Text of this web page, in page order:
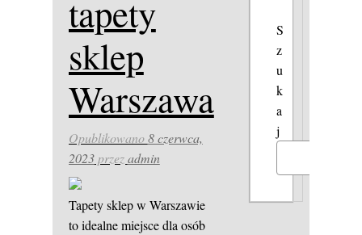
tapety
sklep
Warszawa
Opublikowano8 czerwca,
2023przezadmin
Tapety sklep w Warszawie
to idealne miejsce dla osób
S
z
u
k
a
j